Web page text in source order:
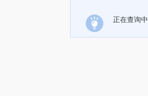
正在查询